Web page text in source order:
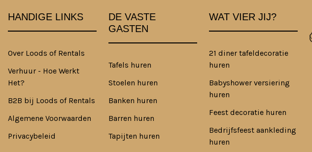
HANDIGE LINKS
Over Loods of Rentals
Verhuur - Hoe Werkt
Het?
B2B bij Loods of Rentals
Algemene Voorwaarden
Privacybeleid
DE VASTE
GASTEN
Tafels huren
Stoelen huren
Banken huren
Barren huren
Tapijten huren
WAT VIER JIJ?
21 diner tafeldecoratie
huren
Babyshower versiering
huren
Feest decoratie huren
Bedrijfsfeest aankleding
huren